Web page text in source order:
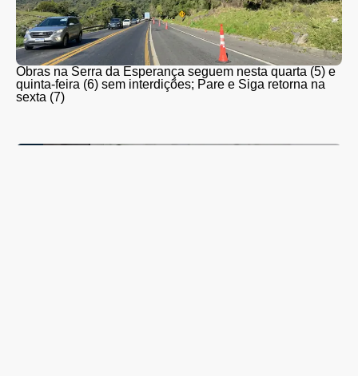
Obras na Serra da Esperança seguem nesta quarta (5) e
quinta-feira (6) sem interdições; Pare e Siga retorna na
sexta (7)